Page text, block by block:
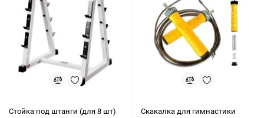
Стойка под штанги (для 8 шт)
Скакалка для гимнастики